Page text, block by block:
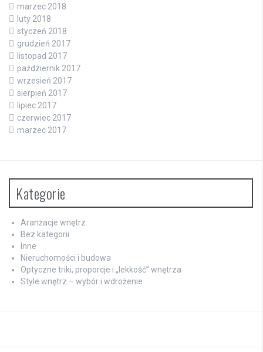
marzec 2018
luty 2018
styczeń 2018
grudzień 2017
listopad 2017
październik 2017
wrzesień 2017
sierpień 2017
lipiec 2017
czerwiec 2017
marzec 2017
Kategorie
Aranżacje wnętrz
Bez kategorii
Inne
Nieruchomości i budowa
Optyczne triki, proporcje i „lekkość” wnętrza
Style wnętrz – wybór i wdrożenie